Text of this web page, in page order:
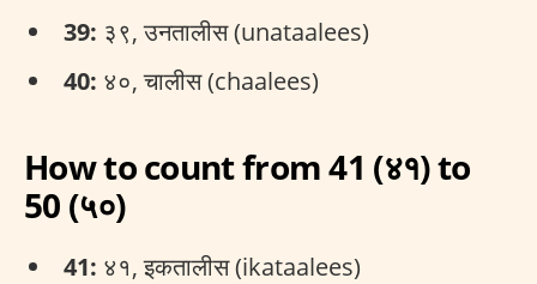
39: ३९, उनतालीस (unataalees)
40: ४०, चालीस (chaalees)
How to count from 41 (४१) to
50 (५०)
41: ४१, इकतालीस (ikataalees)